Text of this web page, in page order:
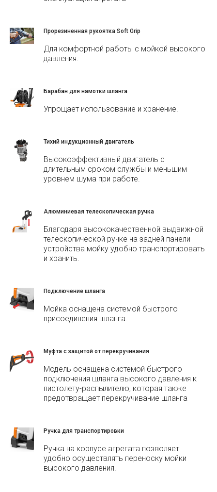
Прорезиненная рукоятка Soft Grip
Для комфортной работы с мойкой высокого
давления.
Барабан для намотки шланга
Упрощает использование и хранение.
Тихий индукционный двигатель
Высокоэффективный двигатель с
длительным сроком службы и меньшим
уровнем шума при работе.
Алюминиевая телескопическая ручка
Благодаря высококачественной выдвижной
телескопической ручке на задней панели
устройства мойку удобно транспортировать
и хранить.
Подключение шланга
Мойка оснащена системой быстрого
присоединения шланга.
Муфта с защитой от перекручивания
Модель оснащена системой быстрого
подключения шланга высокого давления к
пистолету-распылителю, которая также
предотвращает перекручивание шланга
Ручка для транспортировки
Ручка на корпусе агрегата позволяет
удобно осуществлять переноску мойки
высокого давления.